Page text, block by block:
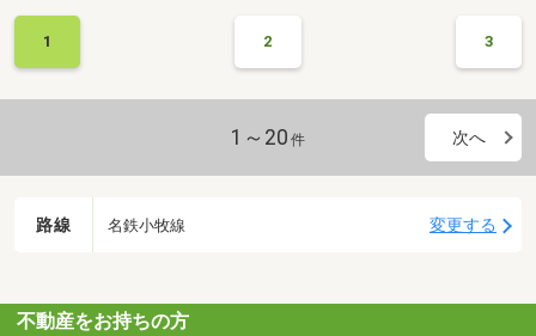
提携ローンを取り扱っており親身になってお客様の資金相談を行っ
ています。また、なかなか物件が売れなくお悩みのお客様や入居率
の悪い賃貸住宅や収益でお悩みのオーナー様はご遠慮なくご相談下
さい。大家様・オーナー様のご意向に合わせた適切な提案を専門家
が一丸となってごお客様をサポートし相談させて頂いております。
マイホームの購入・賃貸から不動産の相続までお気軽にご相談くだ
1 2 3
1～20 件 次へ
路線 名鉄小牧線 変更する
不動産をお持ちの方